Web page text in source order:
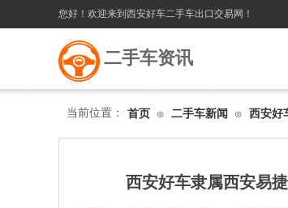
您好！欢迎来到西安好车二手车出口交易网！
二手车资讯
首页 ⊙ 二手车新闻 ⊙ 西安好
当前位置：
西安好车隶属西安易